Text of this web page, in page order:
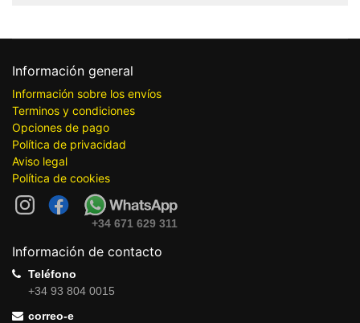
Información general
Información sobre los envíos
Terminos y condiciones
Opciones de pago
Política de privacidad
Aviso legal
Política de cookies
+34 671 629 311
Información de contacto
Teléfono
+34 93 804 0015
correo-e